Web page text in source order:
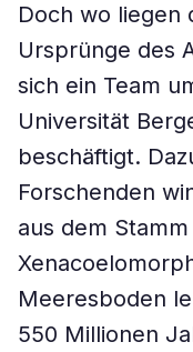
Doch wo liegen
Ursprünge des
sich ein Team
Universität
beschäftigt.
Forschenden
aus dem
Meeresboden
550 Millionen